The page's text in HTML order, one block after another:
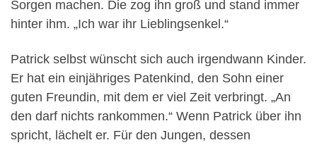
Sorgen machen. Die zog ihn groß und stand immer
hinter ihm. „Ich war ihr Lieblingsenkel.“
Patrick selbst wünscht sich auch irgendwann Kinder.
Er hat ein einjähriges Patenkind, den Sohn einer
guten Freundin, mit dem er viel Zeit verbringt. „An
den darf nichts rankommen.“ Wenn Patrick über ihn
spricht, lächelt er. Für den Jungen, dessen